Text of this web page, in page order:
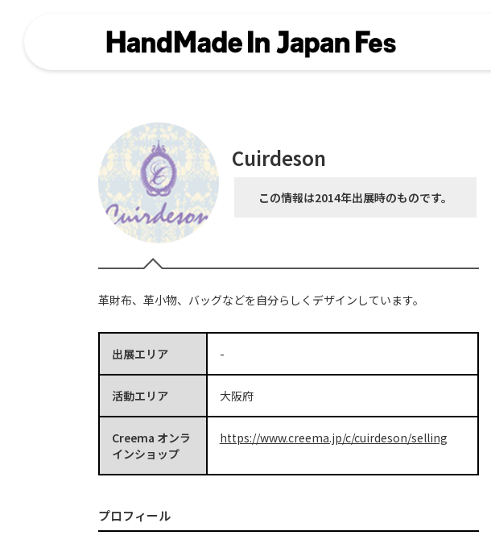
Cuirdeson
この情報は2014年出展時のものです。
革財布、革小物、バッグなどを自分らしくデザインしています。
出展エリア -
活動エリア 大阪府
Creema オンラ
インショップ
https://www.creema.jp/c/cuirdeson/selling
プロフィール